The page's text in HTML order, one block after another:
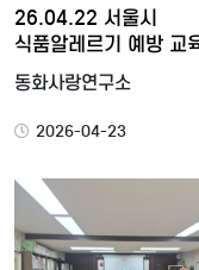
26.04.22 서울시
식품알레르기 예방 교
리허설
동화사랑연구소
2026-04-23